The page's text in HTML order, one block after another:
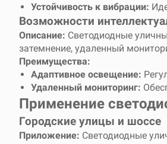
Устойчивость к вибрации:
Возможности
Описание: Светодиодные
затемнение, удаленный
Преимущества:
Адаптивное освещение:
Удаленный мониторинг:
Применение
Городские улицы и шоссе
Приложение: Светодиодные